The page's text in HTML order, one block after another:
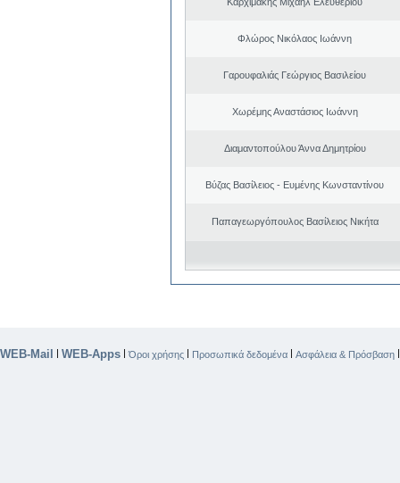
Φλώρος Νικόλαος Ιωάννη
Γαρουφαλιάς Γεώργιος Βασιλείου
Χωρέμης Αναστάσιος Ιωάννη
Διαμαντοπούλου Άννα Δημητρίου
Βύζας Βασίλειος - Ευμένης Κωνσταντίνου
Παπαγεωργόπουλος Βασίλειος Νικήτα
WEB-Mail | WEB-Apps |Όροι χρήσης | Προσωπικά δεδομένα | Ασφάλεια & Πρόσβαση